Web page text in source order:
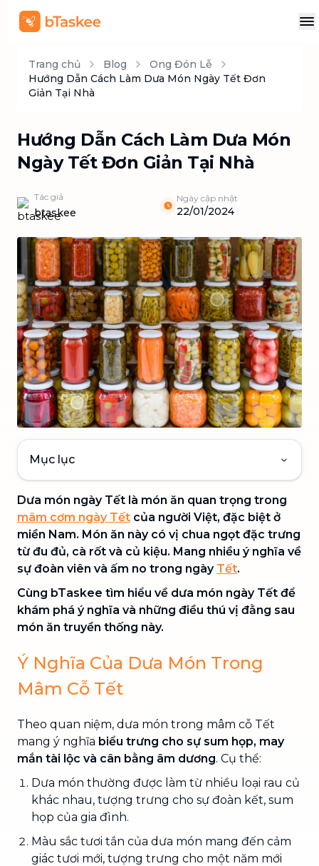
Trang chủ Blog
Ong Đón Lễ
Hướng Dẫn Cách Làm Dưa Món Ngày Tết Đơn
Giản Tại Nhà
Hướng Dẫn Cách Làm Dưa Món
Ngày Tết Đơn Giản Tại Nhà
Tác giả
btaskee
Ngày cập nhật
22/01/2024
Mục lục
Dưa món ngày Tết là món ăn quan trọng trong
mâm cơm ngày Tết của người Việt, đặc biệt ở
miền Nam. Món ăn này có vị chua ngọt đặc trưng
từ đu đủ, cà rốt và củ kiệu. Mang nhiều ý nghĩa về
sự đoàn viên và ấm no trong ngày Tết.
Cùng bTaskee tìm hiểu về dưa món ngày Tết để
khám phá ý nghĩa và những điều thú vị đằng sau
món ăn truyền thống này.
Ý Nghĩa Của Dưa Món Trong
Mâm Cỗ Tết
Theo quan niệm, dưa món trong mâm cỗ Tết
mang ý nghĩa biểu trưng cho sự sum họp, may
mắn tài lộc và cân bằng âm dương. Cụ thể:
Dưa món thường được làm từ nhiều loại rau củ
khác nhau, tượng trưng cho sự đoàn kết, sum
họp của gia đình.
Màu sắc tươi tắn của dưa món mang đến cảm
giác tươi mới, tượng trưng cho một năm mới